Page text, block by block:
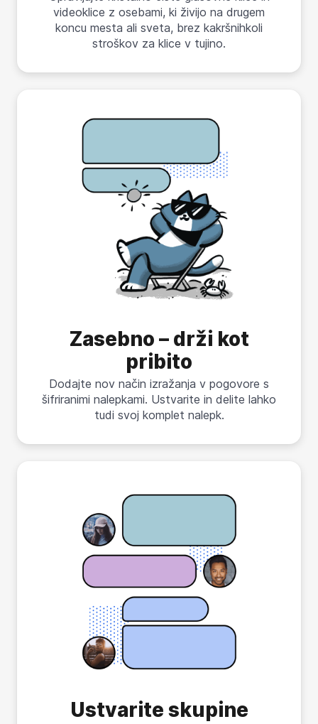
videoklice z osebami, ki živijo na drugem
koncu mesta ali sveta, brez kakršnihkoli
stroškov za klice v tujino.
Zasebno – drži kot
pribito
Dodajte nov način izražanja v pogovore s
šifriranimi nalepkami. Ustvarite in delite lahko
tudi svoj komplet nalepk.
Ustvarite skupine